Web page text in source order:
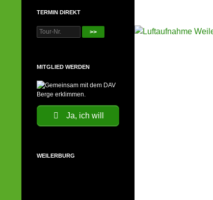
TERMIN DIREKT
>>
MITGLIED WERDEN
Ja, ich will
WEILERBURG